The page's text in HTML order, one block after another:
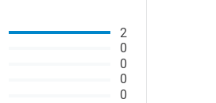
2
0
0
0
0